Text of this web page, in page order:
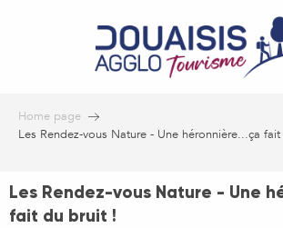
Home page
Les Rendez-vous Nature - Une héronnière...ça
Les Rendez-vous Nature - Une
fait du bruit !